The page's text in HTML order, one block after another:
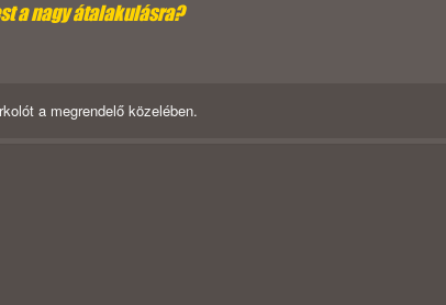
a nagy átalakulásra?
a megrendelő közelében.